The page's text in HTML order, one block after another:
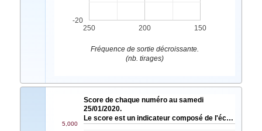
250 200 150
-20
Fréquence de sortie décroissante.
(nb. tirages)
Score de chaque numéro au samedi
25/01/2020.
Le score est un indicateur composé de l'éc…
5,000